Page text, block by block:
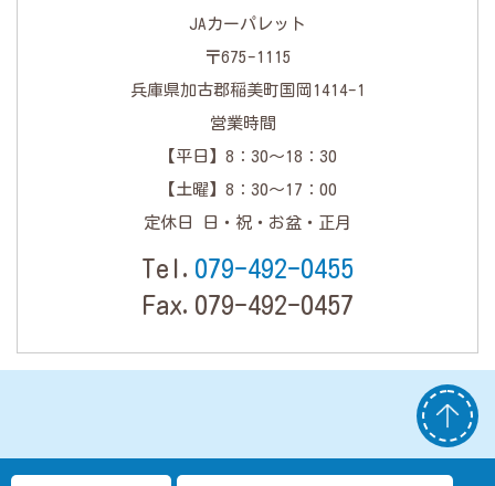
JAカーパレット
〒675-1115
兵庫県加古郡稲美町国岡1414-1
営業時間
【平日】8：30～18：30
【土曜】8：30～17：00
定休日 日・祝・お盆・正月
Tel. 079-492-0455
Fax.079-492-0457